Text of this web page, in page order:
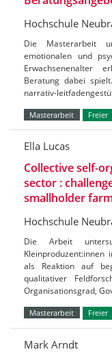
Hochschule
Die Masterarbeit
emotionalen und
Erwachsenenalter
Beratung dabei
narrativ-
Masterarbeit Freier
Ella Lucas
Collective self-
sector :
smallholder
Hochschule
Die Arbeit
Kleinproduzent:innen
als Reaktion auf
qualitativer
Organisationsgrad,
Masterarbeit Freier
Mark Arndt